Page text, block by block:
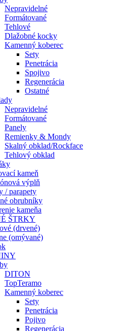
Nepravidelné
Formátované
Tehlové
Dlažobné kocky
Kamenný koberec
Sety
Penetrácia
Spojivo
Regenerácia
Ostatné
Nepravidelné
Formátované
Panely
Remienky & Mondy
Skalný obklad/Rockface
Tehlový obklad
kameň
výplň
/ parapety
obrubníky
kameňa
ŠTRKY
(drvené)
(omývané)
DITON
TopTeramo
Kamenný koberec
Sety
Penetrácia
Pojivo
Regenerácia